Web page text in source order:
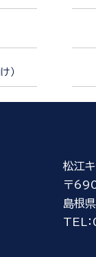
）
松江
〒
島根
TEL